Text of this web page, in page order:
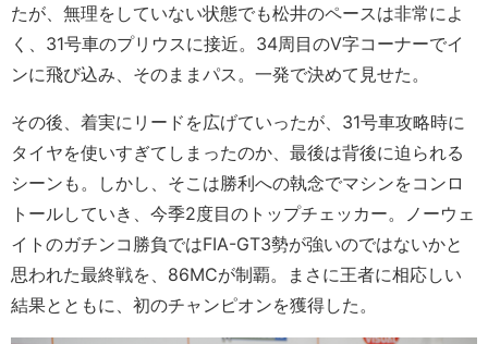
たが、無理をしていない状態でも松井のペースは非常によ
く、31号車のプリウスに接近。34周目のV字コーナーでイ
ンに飛び込み、そのままパス。一発で決めて見せた。
その後、着実にリードを広げていったが、31号車攻略時に
タイヤを使いすぎてしまったのか、最後は背後に迫られる
シーンも。しかし、そこは勝利への執念でマシンをコンロ
トールしていき、今季2度目のトップチェッカー。ノーウェ
イトのガチンコ勝負ではFIA-GT3勢が強いのではないかと
思われた最終戦を、86MCが制覇。まさに王者に相応しい
結果とともに、初のチャンピオンを獲得した。